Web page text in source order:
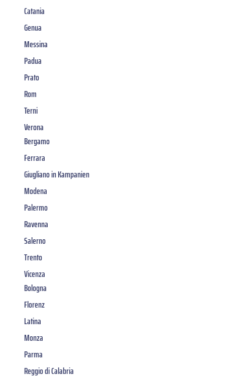
Catania
Genua
Messina
Padua
Prato
Rom
Terni
Verona
Bergamo
Ferrara
Giugliano in Kampanien
Modena
Palermo
Ravenna
Salerno
Trento
Vicenza
Bologna
Florenz
Latina
Monza
Parma
Reggio di Calabria